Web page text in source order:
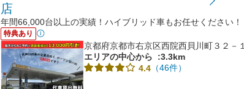
店
年間66,000台以上の実績！ハイブリッド車もお任せください！
特典あり
京都府京都市右京区西院西貝川町３２－１
エリアの中心から
:3.3km
4.4 （46件）